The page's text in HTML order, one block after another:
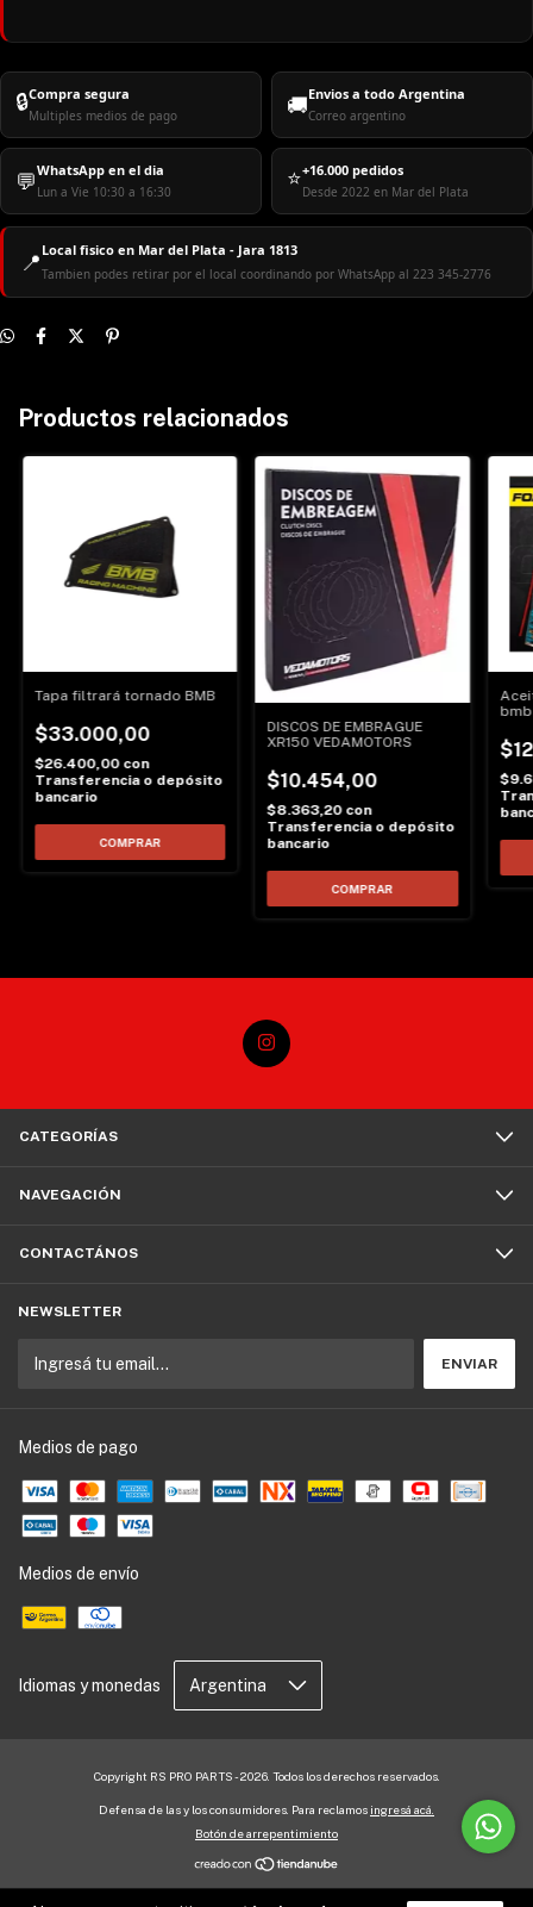
🔒Compra segura
Multiples medios de pago 🚚Envios a todo Argentina
Correo argentino
💬WhatsApp en el dia
Lun a Vie 10:30 a 16:30
⭐+16.000 pedidos
Desde 2022 en Mar del Plata
📍 Local fisico en Mar del Plata - Jara 1813
Tambien podes retirar por el local coordinando por WhatsApp al 223 345-2776
Productos relacionados
Tapa filtrará tornado BMB
$33.000,00
$26.400,00 con
Transferencia o depósito
bancario
DISCOS DE EMBRAGUE
XR150 VEDAMOTORS
$10.454,00
$8.363,20 con
Transferencia o depósito
bancario
bmb
CATEGORÍAS
NAVEGACIÓN
CONTACTÁNOS
NEWSLETTER
Medios de pago
Medios de envío
Idiomas y monedas
Copyright RS PRO PARTS - 2026. Todos los derechos reservados.
Defensa de las y los consumidores. Para reclamos ingresá acá.
Botón de arrepentimiento